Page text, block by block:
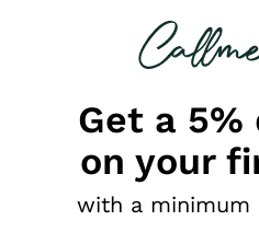
looking for
Get a
on your
with a minimum